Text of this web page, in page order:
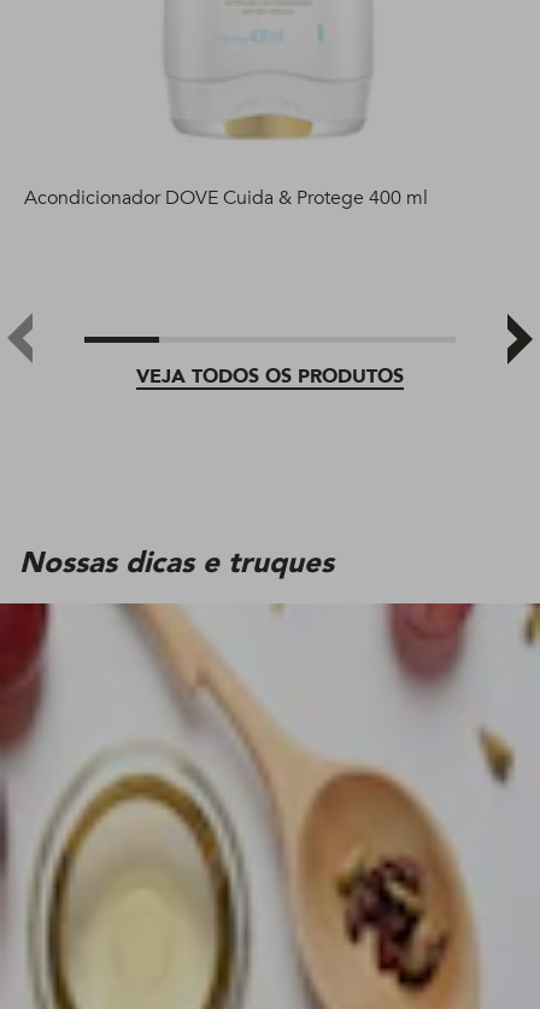
VEJA TODOS OS PRODUTOS
Acondicionador DOVE Cuida & Protege 400 ml
Nossas dicas e truques